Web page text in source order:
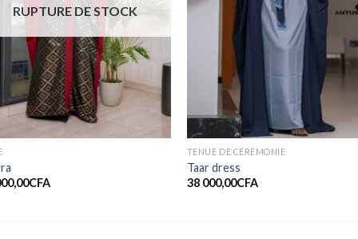
RUPTURE DE STOCK
CFA
TENUE DE CÉRÉMONIE
Taar dress
38 000,00CFA